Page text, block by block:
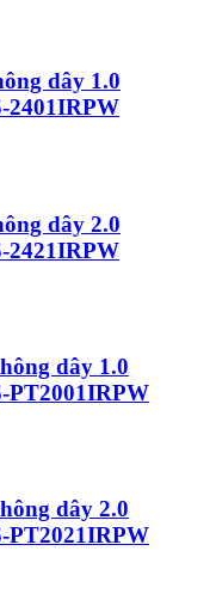
dây 1.0
2401IRPW
dây 2.0
2421IRPW
dây 1.0
PT2001IRPW
dây 2.0
PT2021IRPW